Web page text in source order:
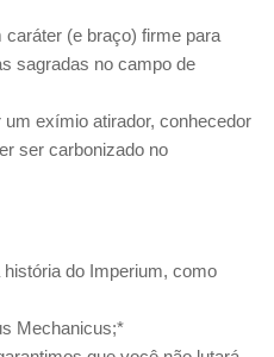
(e braço) firme para
sagradas no campo de
exímio atirador, conhecedor
ser carbonizado no
do Imperium, como
Mechanicus;*